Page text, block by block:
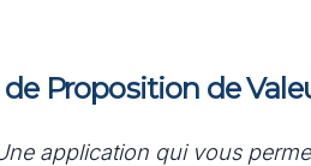
Proposition de
application qui vous